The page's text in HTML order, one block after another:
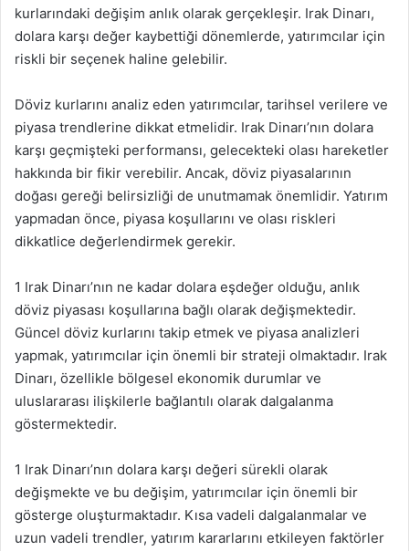
kurlarındaki değişim anlık olarak gerçekleşir. Irak Dinarı,
dolara karşı değer kaybettiği dönemlerde, yatırımcılar için
riskli bir seçenek haline gelebilir.
Döviz kurlarını analiz eden yatırımcılar, tarihsel verilere ve
piyasa trendlerine dikkat etmelidir. Irak Dinarı’nın dolara
karşı geçmişteki performansı, gelecekteki olası hareketler
hakkında bir fikir verebilir. Ancak, döviz piyasalarının
doğası gereği belirsizliği de unutmamak önemlidir. Yatırım
yapmadan önce, piyasa koşullarını ve olası riskleri
dikkatlice değerlendirmek gerekir.
1 Irak Dinarı’nın ne kadar dolara eşdeğer olduğu, anlık
döviz piyasası koşullarına bağlı olarak değişmektedir.
Güncel döviz kurlarını takip etmek ve piyasa analizleri
yapmak, yatırımcılar için önemli bir strateji olmaktadır. Irak
Dinarı, özellikle bölgesel ekonomik durumlar ve
uluslararası ilişkilerle bağlantılı olarak dalgalanma
göstermektedir.
1 Irak Dinarı’nın dolara karşı değeri sürekli olarak
değişmekte ve bu değişim, yatırımcılar için önemli bir
gösterge oluşturmaktadır. Kısa vadeli dalgalanmalar ve
uzun vadeli trendler, yatırım kararlarını etkileyen faktörler